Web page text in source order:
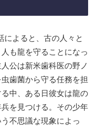
よると、古の人々と
も龍を守ることになっ
公は新米歯科医の野ノ
歯菌から守る任務を担
中、ある日彼女は龍の
を見つける。その少年
不思議な現象によっ